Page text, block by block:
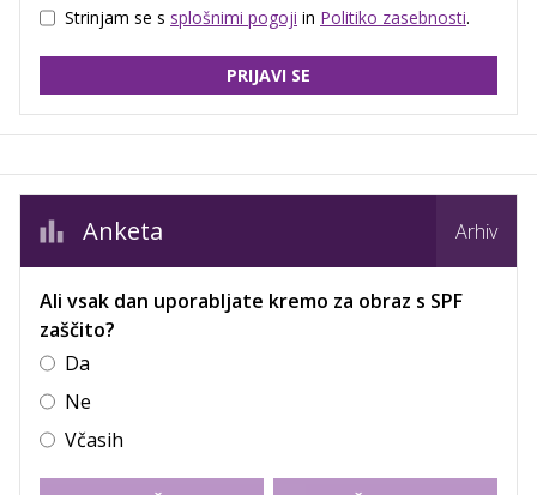
Strinjam se s splošnimi pogoji in Politiko zasebnosti.
PRIJAVI SE
Anketa Arhiv
Ali vsak dan uporabljate kremo za obraz s SPF
zaščito?
Da
Ne
Včasih